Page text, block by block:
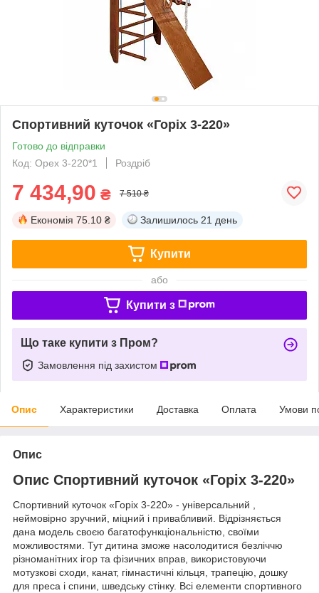
Спортивний куточок «Горіх 3-220»
Готово до відправки
Код: Орех 3-220*1
Роздріб
7 434,90 ₴ 7 510 ₴
Економія 75.10 ₴ Залишилось 21 день
Купити
або
Купити з
Що таке купити з Пром?
Замовлення під захистом
Опис Характеристики Доставка Оплата Умови
Опис
Опис Спортивний куточок «Горіх 3-220»
Спортивний куточок «Горіх 3-220» - універсальний ,
неймовірно зручний, міцний і привабливий. Відрізняється
дана модель своєю багатофункціональністю, своїми
можливостями. Тут дитина зможе насолодитися безліччю
різноманітних ігор та фізичних вправ, використовуючи
мотузкові сходи, канат, гімнастичні кільця, трапецію, дошку
для преса і спини, шведську стінку. Всі елементи спортивного